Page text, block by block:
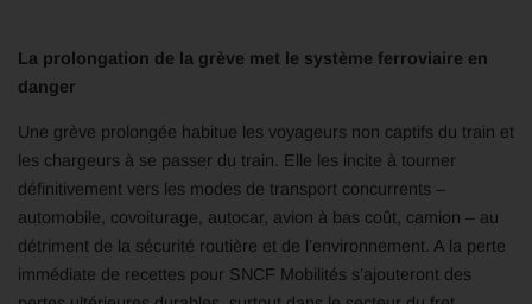
La prolongation de la grève met le système ferroviaire en
danger
Une grève prolongée habitue les voyageurs non captifs du train et
les chargeurs à se passer du train. Elle les incite à tourner
définitivement vers les modes de transport concurrents –
automobile, covoiturage, autocar, avion à bas coût, camion – au
détriment de la sécurité routière et de l’environnement. A la perte
immédiate de recettes pour SNCF Mobilités s’ajouteront des